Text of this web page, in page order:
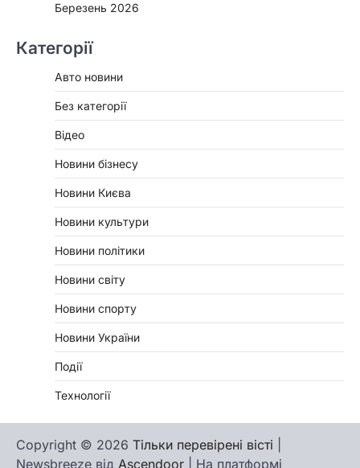
Березень 2026
Категорії
Авто новини
Без категорії
Відео
Новини бізнесу
Новини Києва
Новини культури
Новини політики
Новини світу
Новини спорту
Новини України
Події
Технології
Copyright © 2026 Тільки перевірені вісті
Newsbreeze від Ascendoor | На платформі